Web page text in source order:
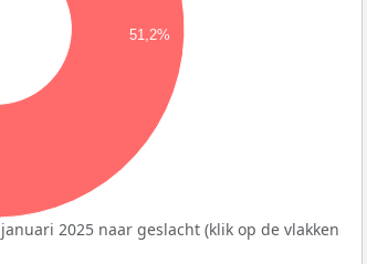
51,2%
2025 naar geslacht (klik op de vlakken